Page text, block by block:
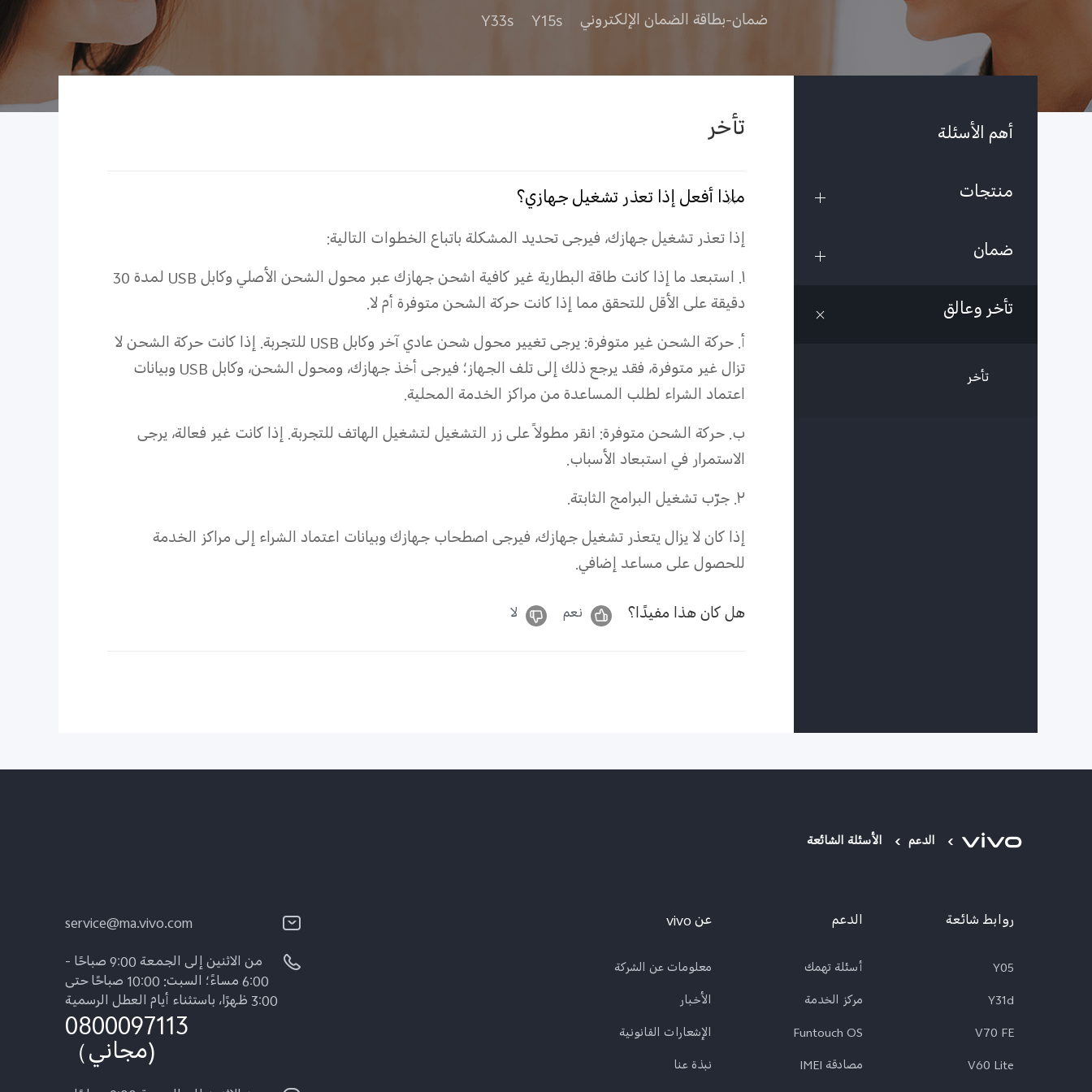
ضمان-بطاقة الضمان الإلكتروني Y15s
Y33s
أهم الأسئلة
منتجات
ضمان
تأخر وعالق
تأخر
تأخر
ماذا أفعل إذا تعذر تشغيل جهازي؟
إذا تعذر تشغيل جهازك، فيرجى تحديد المشكلة باتباع الخطوات التالية:
١. استبعد ما إذا كانت طاقة البطارية غير كافية اشحن جهازك عبر محول الشحن الأصلي وكابل USB لمدة 30
دقيقة على الأقل للتحقق مما إذا كانت حركة الشحن متوفرة أم لا.
أ. حركة الشحن غير متوفرة: يرجى تغيير محول شحن عادي آخر وكابل USB للتجربة. إذا كانت حركة الشحن لا
تزال غير متوفرة، فقد يرجع ذلك إلى تلف الجهاز؛ فيرجى أخذ جهازك، ومحول الشحن، وكابل USB وبيانات
اعتماد الشراء لطلب المساعدة من مراكز الخدمة المحلية.
ب. حركة الشحن متوفرة: انقر مطولاً على زر التشغيل لتشغيل الهاتف للتجربة. إذا كانت غير فعالة، يرجى
الاستمرار في استبعاد الأسباب.
٢. جرّب تشغيل البرامج الثابتة.
إذا كان لا يزال يتعذر تشغيل جهازك، فيرجى اصطحاب جهازك وبيانات اعتماد الشراء إلى مراكز الخدمة
للحصول على مساعد إضافي.
هل كان هذا مفيدًا؟
نعم لا
الدعم الأسئلة الشائعة
روابط شائعة
Y05
Y31d
V70 FE
V60 Lite
الدعم
أسئلة تهمك
مركز الخدمة
Funtouch OS
مصادقة IMEI
عن vivo
معلومات عن الشركة
الأخبار
الإشعارات القانونية
نبذة عنا
service@ma.vivo.com
من الاثنين إلى الجمعة 9:00 صباحًا -
6:00 مساءً؛ السبت: 10:00 صباحًا حتى
3:00 ظهرًا، باستثناء أيام العطل الرسمية
0800097113
(مجاني）